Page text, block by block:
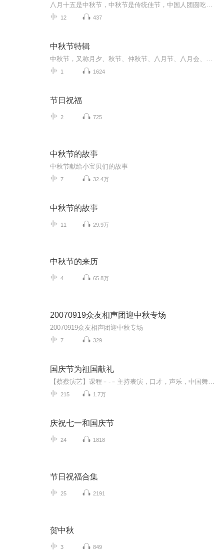
12 437
中秋节特辑
1 1624
节日祝福
2 725
中秋节的故事
中秋节献给小宝贝们的故事
7 32.4万
中秋节的故事
11 29.9万
中秋节的来历
4 65.8万
20070919众友相声团迎中秋专场
20070919众友相声团迎中秋专场
7 329
国庆节为祖国献礼
215 1.7万
庆祝七一和国庆节
24 1818
节日祝福合集
25 2191
贺中秋
3 849